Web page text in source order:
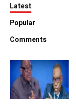
Latest
Popular
Comments